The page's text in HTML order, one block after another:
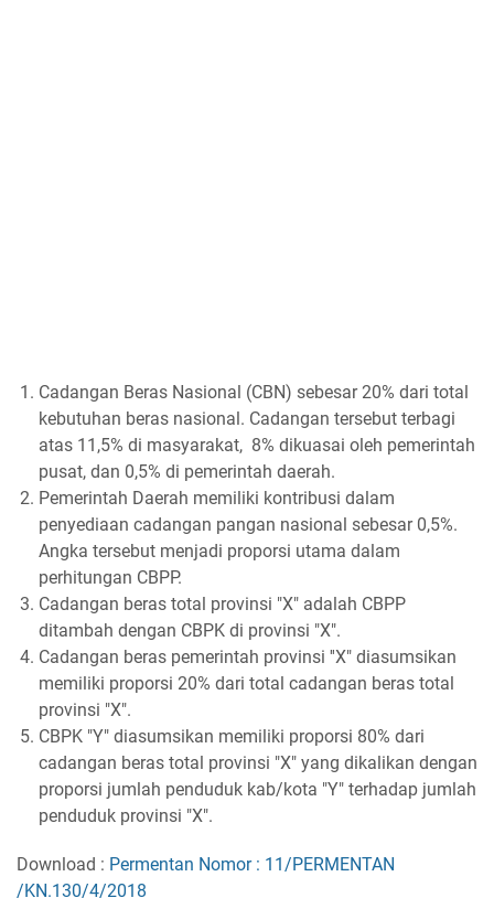
Cadangan Beras Nasional (CBN) sebesar 20% dari total
kebutuhan beras nasional. Cadangan tersebut terbagi
atas 11,5% di masyarakat, 8% dikuasai oleh pemerintah
pusat, dan 0,5% di pemerintah daerah.
Pemerintah Daerah memiliki kontribusi dalam
penyediaan cadangan pangan nasional sebesar 0,5%.
Angka tersebut menjadi proporsi utama dalam
perhitungan CBPP.
Cadangan beras total provinsi "X" adalah CBPP
ditambah dengan CBPK di provinsi "X".
Cadangan beras pemerintah provinsi ''X" diasumsikan
memiliki proporsi 20% dari total cadangan beras total
provinsi "X".
CBPK "Y" diasumsikan memiliki proporsi 80% dari
cadangan beras total provinsi "X" yang dikalikan dengan
proporsi jumlah penduduk kab/kota "Y" terhadap jumlah
penduduk provinsi "X".
Download : Permentan Nomor : 11/PERMENTAN
/KN.130/4/2018